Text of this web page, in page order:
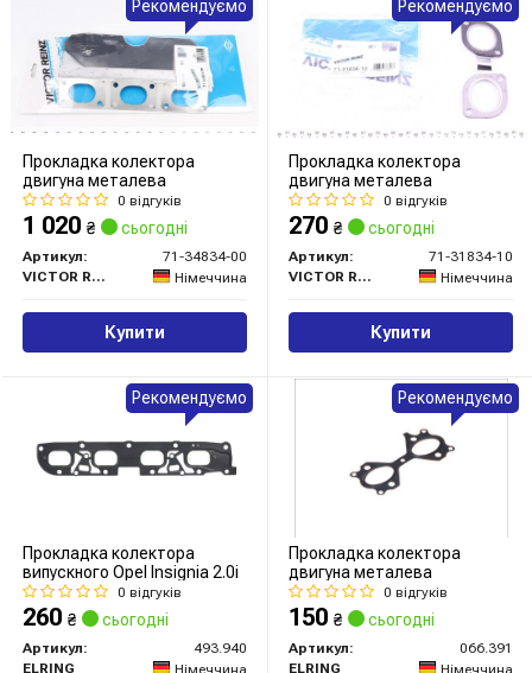
Прокладка колектора
двигуна металева
0 відгуків
1 020 ₴ сьогодні
Артикул:
71-34834-00
VICTOR REINZ
Німеччина
Купити
Рекомендуємо
Прокладка колектора
двигуна металева
0 відгуків
270 ₴ сьогодні
Артикул:
71-31834-10
VICTOR REINZ
Німеччина
Купити
Рекомендуємо
Прокладка колектора
випускного Opel Insignia 2.0i
0 відгуків
260 ₴ сьогодні
Артикул:
493.940
ELRING
Німеччина
Рекомендуємо
Прокладка колектора
двигуна металева
0 відгуків
150 ₴ сьогодні
Артикул:
066.391
ELRING
Німеччина
Рекомендуємо